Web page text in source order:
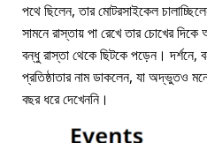
পথে ছিলেন, তার মোটরসাইকেল
সামনে রাস্তায় পা রেখে তার চোখের
বন্ধু রাস্তা থেকে ছিটকে পড়েন। দর্শনে,
প্রতিষ্ঠাতার নাম ডাকলেন, যা অদ্ভুতও
বছর ধরে দেখেননি।